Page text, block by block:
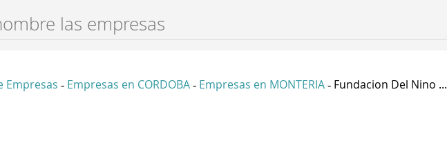
Empresas - Empresas en CORDOBA - Empresas en MONTERIA - Fundacion Del Nino ...